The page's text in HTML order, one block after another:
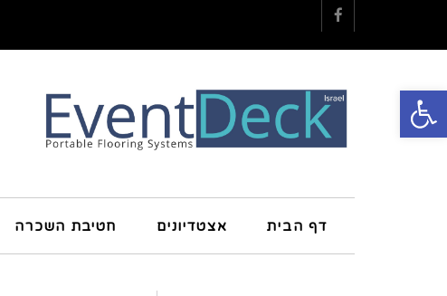
פתח סרגל נגישות
Facebook
דף הבית אצטדיונים חטיבת השכרה